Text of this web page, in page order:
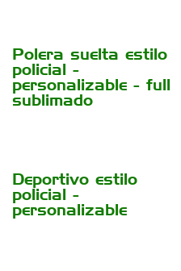
Polera suelta estilo
policial -
personalizable - full
sublimado
Deportivo estilo
policial -
personalizable